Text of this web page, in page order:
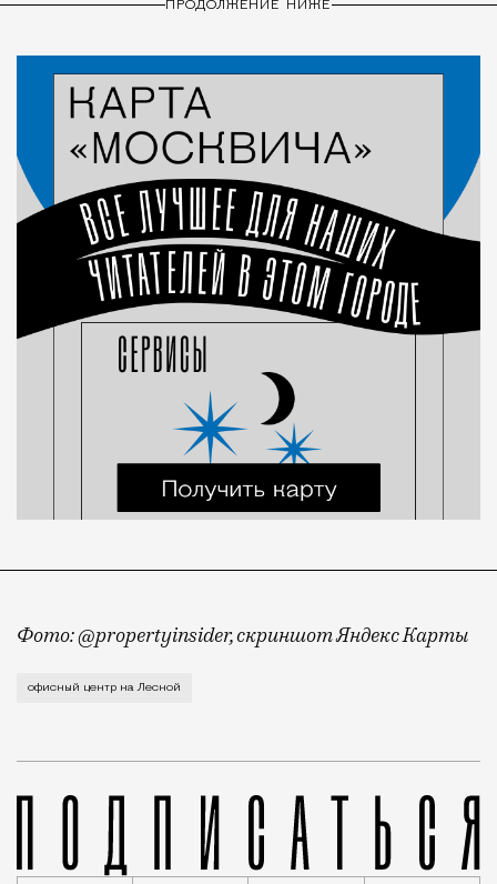
ПРОДОЛЖЕНИЕ НИЖЕ
Фото: @propertyinsider, скриншот Яндекс Карты
На Лесной улице новые проекты появляются не
офисный центр на Лесной